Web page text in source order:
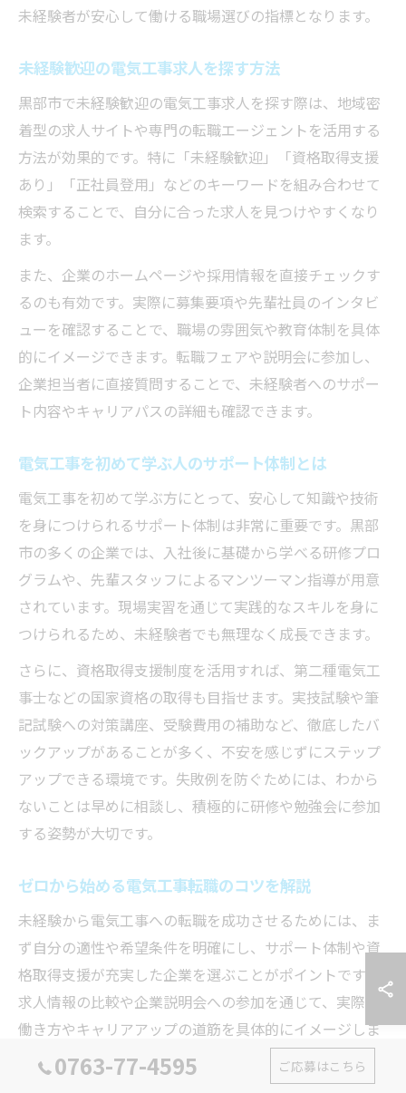
未経験者が安心して働ける職場選びの指標となります。
未経験歓迎の電気工事求人を探す方法
黒部市で未経験歓迎の電気工事求人を探す際は、地域密
着型の求人サイトや専門の転職エージェントを活用する
方法が効果的です。特に「未経験歓迎」「資格取得支援
あり」「正社員登用」などのキーワードを組み合わせて
検索することで、自分に合った求人を見つけやすくなり
ます。
また、企業のホームページや採用情報を直接チェックす
るのも有効です。実際に募集要項や先輩社員のインタビ
ューを確認することで、職場の雰囲気や教育体制を具体
的にイメージできます。転職フェアや説明会に参加し、
企業担当者に直接質問することで、未経験者へのサポー
ト内容やキャリアパスの詳細も確認できます。
電気工事を初めて学ぶ人のサポート体制とは
電気工事を初めて学ぶ方にとって、安心して知識や技術
を身につけられるサポート体制は非常に重要です。黒部
市の多くの企業では、入社後に基礎から学べる研修プロ
グラムや、先輩スタッフによるマンツーマン指導が用意
されています。現場実習を通じて実践的なスキルを身に
つけられるため、未経験者でも無理なく成長できます。
さらに、資格取得支援制度を活用すれば、第二種電気工
事士などの国家資格の取得も目指せます。実技試験や筆
記試験への対策講座、受験費用の補助など、徹底したバ
ックアップがあることが多く、不安を感じずにステップ
アップできる環境です。失敗例を防ぐためには、わから
ないことは早めに相談し、積極的に研修や勉強会に参加
する姿勢が大切です。
ゼロから始める電気工事転職のコツを解説
未経験から電気工事への転職を成功させるためには、ま
ず自分の適性や希望条件を明確にし、サポート体制や資
格取得支援が充実した企業を選ぶことがポイントです。
求人情報の比較や企業説明会への参加を通じて、実際の
働き方やキャリアアップの道筋を具体的にイメージしま
しょう。0763-77-4595 ご応募はこちら